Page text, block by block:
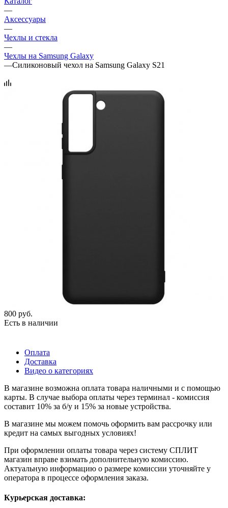
—
Аксессуары
—
Чехлы и стекла
—
Чехлы на Samsung Galaxy
—Силиконовый чехол на Samsung Galaxy S21
800 руб.
Есть в наличии
Оплата
Доставка
Видео о категориях
В магазине возможна оплата товара наличными и с помощью
карты. В случае выбора оплаты через терминал - комиссия
составит 10% за б/у и 15% за новые устройства.
В магазине мы можем помочь оформить вам рассрочку или
кредит на самых выгодных условиях!
При оформлении оплаты товара через систему СПЛИТ
магазин вправе взимать дополнительную комиссию.
Актуальную информацию о размере комиссии уточняйте у
оператора в процессе оформления заказа.
Курьерская доставка: